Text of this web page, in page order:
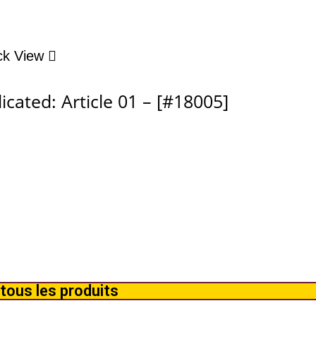
View
Article 01 – [#18005]
tous les produits